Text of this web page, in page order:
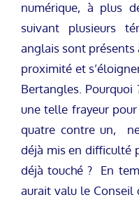
numérique, à plus
suivant plusieurs
anglais sont
proximité et
Bertangles. Pourquoi
une telle frayeur
quatre contre un,
déjà mis en difficulté
déjà touché ? En
aurait valu le Conseil